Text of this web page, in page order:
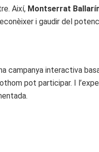
Així, Montserrat
i gaudir del
interactiva
pot participar. I